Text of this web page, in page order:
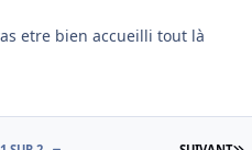
etre bien accueilli tout là